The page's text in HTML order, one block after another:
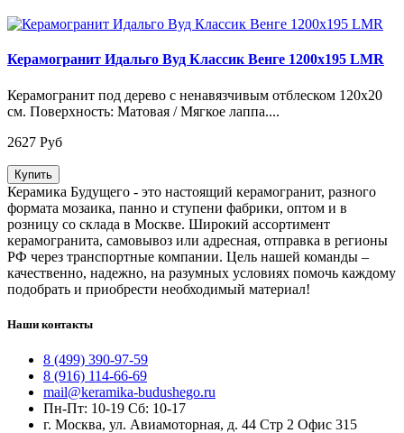
Керамогранит Идальго Вуд Классик Венге 1200х195 LMR
Керамогранит под дерево c ненавязчивым отблеском 120х20
см. Поверхность: Матовая / Мягкое лаппа....
2627 Руб
Купить
Керамика Будущего - это настоящий керамогранит, разного
формата мозаика, панно и ступени фабрики, оптом и в
розницу со склада в Москве. Широкий ассортимент
керамогранита, самовывоз или адресная, отправка в регионы
РФ через транспортные компании. Цель нашей команды –
качественно, надежно, на разумных условиях помочь каждому
подобрать и приобрести необходимый материал!
Наши контакты
8 (499) 390-97-59
8 (916) 114-66-69
mail@keramika-budushego.ru
Пн-Пт: 10-19 Сб: 10-17
г. Москва, ул. Авиамоторная, д. 44 Стр 2 Офис 315